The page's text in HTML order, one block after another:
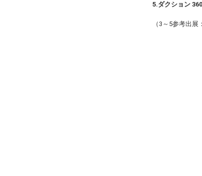
5.ダクション
（3～5参考出